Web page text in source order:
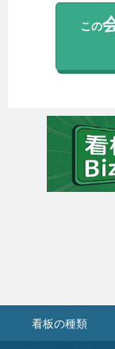
この
看板の種類